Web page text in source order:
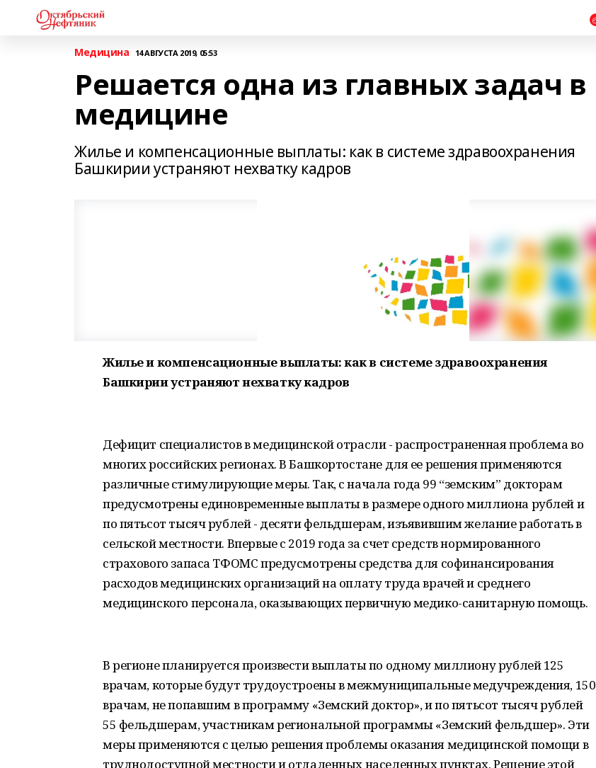
Медицина 14 АВГУСТА 2019, 05:53
Решается одна из главных задач в
медицине
Жилье и компенсационные выплаты: как в системе здравоохранения
Башкирии устраняют нехватку кадров
Жилье и компенсационные выплаты: как в системе здравоохранения
Башкирии устраняют нехватку кадров
Дефицит специалистов в медицинской отрасли - распространенная проблема во
многих российских регионах. В Башкортостане для ее решения применяются
различные стимулирующие меры. Так, с начала года 99 “земским” докторам
предусмотрены единовременные выплаты в размере одного миллиона рублей и
по пятьсот тысяч рублей - десяти фельдшерам, изъявившим желание работать в
сельской местности. Впервые с 2019 года за счет средств нормированного
страхового запаса ТФОМС предусмотрены средства для софинансирования
расходов медицинских организаций на оплату труда врачей и среднего
медицинского персонала, оказывающих первичную медико-санитарную помощь.
В регионе планируется произвести выплаты по одному миллиону рублей 125
врачам, которые будут трудоустроены в межмуниципальные медучреждения, 150
врачам, не попавшим в программу «Земский доктор», и по пятьсот тысяч рублей
55 фельдшерам, участникам региональной программы «Земский фельдшер». Эти
меры применяются с целью решения проблемы оказания медицинской помощи в
труднодоступной местности и отдаленных населенных пунктах. Решение этой